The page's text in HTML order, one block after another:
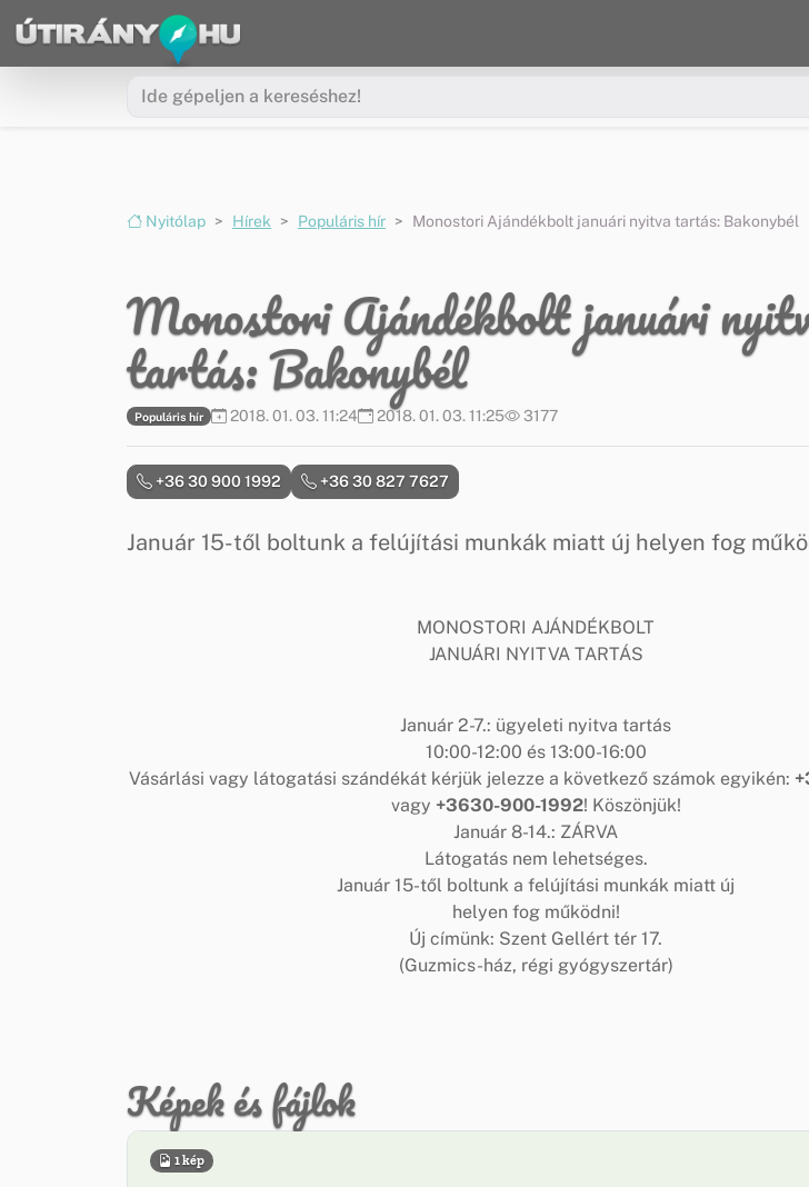
Ugrás a menüre
Ugrás a tartalomra
Nyitólap Hírek Populáris hír Monostori Ajándékbolt januári nyitva tartás: Bakonybél
Monostori Ajándékbolt januári
tartás: Bakonybél
Populáris hír 2018. 01. 03. 11:24 2018. 01. 03. 11:25 3177
+36 30 900 1992 +36 30 827 7627
Január 15-től boltunk a felújítási munkák miatt új helyen fog
MONOSTORI AJÁNDÉKBOLT
JANUÁRI NYITVA TARTÁS
Január 2-7.: ügyeleti nyitva tartás
10:00-12:00 és 13:00-16:00
Vásárlási vagy látogatási szándékát kérjük jelezze a következő számok egyikén:
vagy +3630-900-1992! Köszönjük!
Január 8-14.: ZÁRVA
Látogatás nem lehetséges.
Január 15-től boltunk a felújítási munkák miatt új
helyen fog működni!
Új címünk: Szent Gellért tér 17.
(Guzmics-ház, régi gyógyszertár)
Képek és fájlok
1 kép